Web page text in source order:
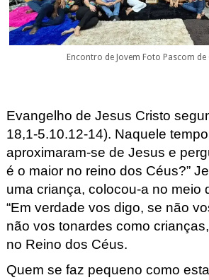
Encontro de Jovem Foto Pascom de
Evangelho de Jesus Cristo
18,1-5.10.12-14). Naquele
aproximaram-se de Jesus e
é o maior no reino dos Céus?”
uma criança, colocou-a no meio
“Em verdade vos digo, se não
não vos tonardes como
no Reino dos Céus.
Quem se faz pequeno como esta